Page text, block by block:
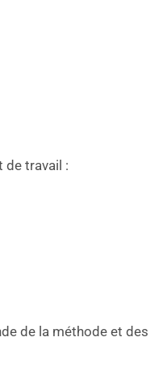
de travail :
de la méthode et des